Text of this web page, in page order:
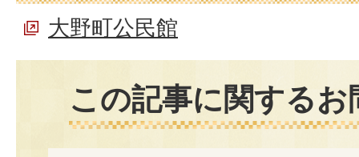
大野町公民館
この記事に関する